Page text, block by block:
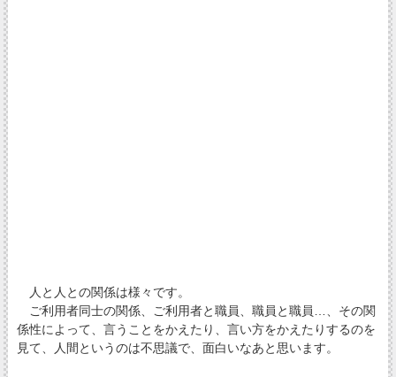
人と人との関係は様々です。
ご利用者同士の関係、ご利用者と職員、職員と職員…、その関
係性によって、言うことをかえたり、言い方をかえたりするのを
見て、人間というのは不思議で、面白いなあと思います。